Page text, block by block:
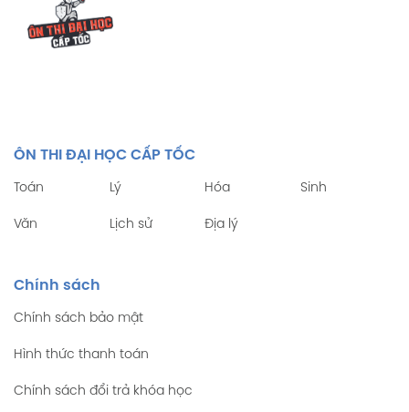
ÔN THI ĐẠI HỌC CẤP TỐC
Toán Lý Hóa Sinh
Văn Lịch sử Địa lý
Chính sách
Chính sách bảo mật
Hình thức thanh toán
Chính sách đổi trả khóa học